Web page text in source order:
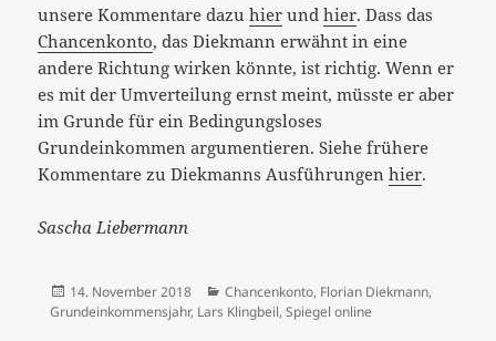
unsere Kommentare dazuhier undhier. Dass das
Chancenkonto, das Diekmann erwähnt in eine
andere Richtung wirken könnte, ist richtig. Wenn er
es mit der Umverteilung ernst meint, müsste er aber
im Grunde für ein Bedingungsloses
Grundeinkommen argumentieren. Siehe frühere
Kommentare zu Diekmanns Ausführungenhier.
Sascha Liebermann
Veröffentlicht
am
14. November 2018 Kategorien
Chancenkonto, Florian Diekmann,
Grundeinkommensjahr, Lars Klingbeil, Spiegel online